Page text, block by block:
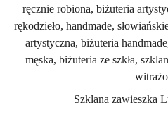
Szklana zawieszka